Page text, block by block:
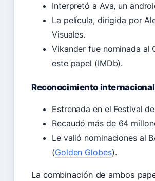
Interpretó a Ava, un
La película, dirigida por
Visuales.
Vikander fue nominada al
este papel (IMDb).
Reconocimiento internacional
Estrenada en el Festival
Recaudó más de 64
Le valió nominaciones al
(Golden Globes).
La combinación de ambos